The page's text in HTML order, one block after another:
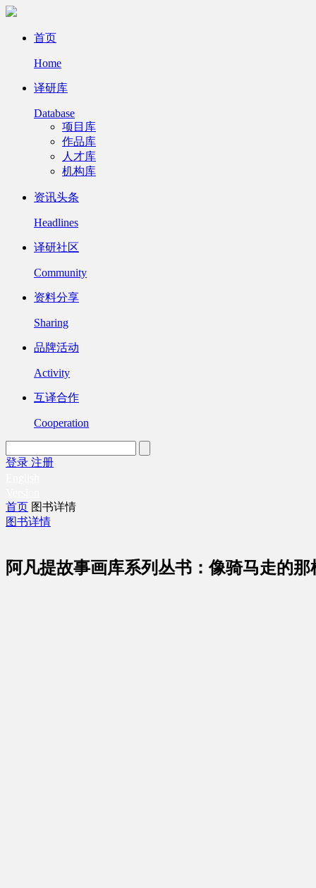
首页
Home
译研库
Database
项目库
作品库
人才库
机构库
资讯头条
Headlines
译研社区
Community
资料分享
Sharing
品牌活动
Activity
互译合作
Cooperation
登录 注册
首页 图书详情
图书详情
阿凡提故事画库系列丛书：像骑马走的那